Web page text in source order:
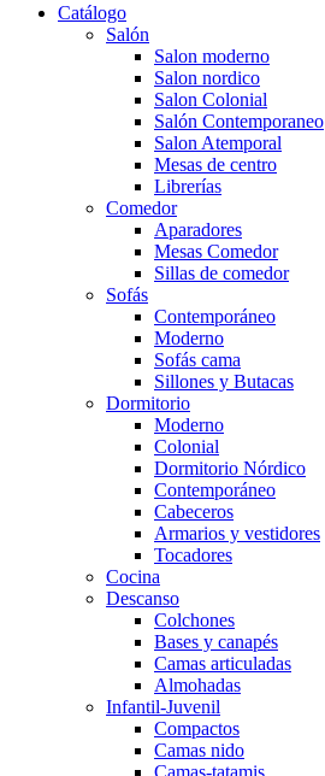
Catálogo
Salón
Salon moderno
Salon nordico
Salon Colonial
Salón Contemporaneo
Salon Atemporal
Mesas de centro
Librerías
Comedor
Aparadores
Mesas Comedor
Sillas de comedor
Sofás
Contemporáneo
Moderno
Sofás cama
Sillones y Butacas
Dormitorio
Moderno
Colonial
Dormitorio Nórdico
Contemporáneo
Cabeceros
Armarios y vestidores
Tocadores
Cocina
Descanso
Colchones
Bases y canapés
Camas articuladas
Almohadas
Infantil-Juvenil
Compactos
Camas nido
Camas-tatamis